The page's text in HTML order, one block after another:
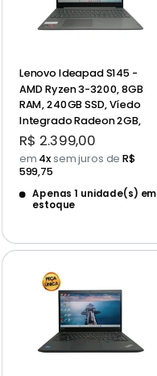
Lenovo Ideapad S145 -
AMD Ryzen 3-3200, 8GB
RAM, 240GB SSD, Víedo
Integrado Radeon 2GB,
Preço
promocional
R$ 2.399,00
em 4xsem juros deR$
599,75
Apenas 1 unidade(s) em
estoque